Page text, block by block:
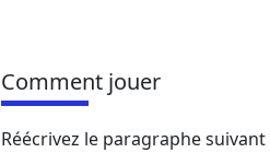
Comment jouer
Réécrivez le paragraphe